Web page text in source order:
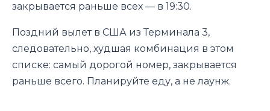
закрывается раньше всех — в 19:30.
Поздний вылет в США из Терминала 3,
следовательно, худшая комбинация в этом
списке: самый дорогой номер, закрывается
раньше всего. Планируйте еду, а не лаунж.